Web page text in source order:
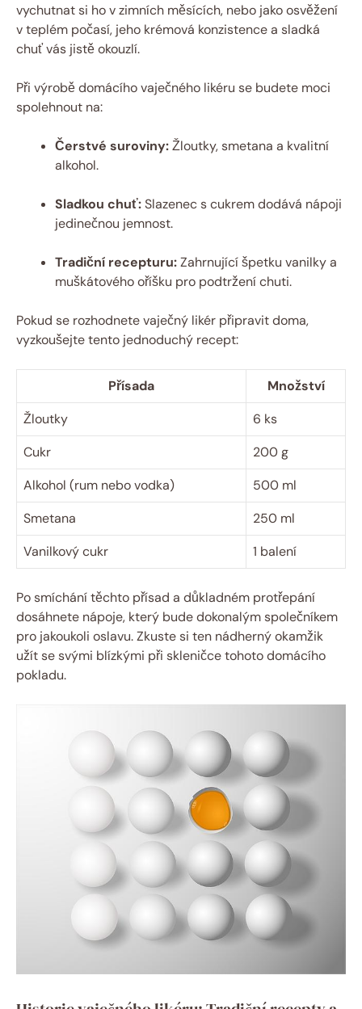
vychutnat si ho v zimních měsících, nebo jako osvěžení
v teplém počasí, jeho krémová konzistence a sladká
chuť vás jistě okouzlí.
Při výrobě domácího vaječného likéru se budete moci
spolehnout na:
Čerstvé suroviny:Žloutky, smetana a kvalitní
alkohol.
Sladkou chuť:Slazenec s cukrem dodává nápoji
jedinečnou jemnost.
Tradiční recepturu:Zahrnující špetku vanilky a
muškátového oříšku pro podtržení chuti.
Pokud se rozhodnete vaječný likér připravit doma,
vyzkoušejte tento jednoduchý recept:
Přísada
Množství
Žloutky
6 ks
Cukr
200 g
Alkohol (rum nebo vodka)
500 ml
Smetana
250 ml
Vanilkový cukr
1 balení
Po smíchání těchto přísad a důkladném protřepání
dosáhnete nápoje, který bude dokonalým společníkem
pro jakoukoli oslavu. Zkuste si ten nádherný okamžik
užít se svými blízkými při skleničce tohoto domácího
pokladu.